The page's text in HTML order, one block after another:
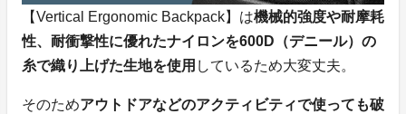
【Vertical Ergonomic Backpack】は機械的強度や耐摩耗
性、耐衝撃性に優れたナイロンを600D（デニール）の
糸で織り上げた生地を使用 しているため大変丈夫。
そのためアウトドアなどのアクティビティで使っても破